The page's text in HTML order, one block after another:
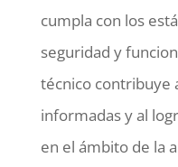
cumpla con los
seguridad y
técnico contribuye
informadas y al
en el ámbito de la